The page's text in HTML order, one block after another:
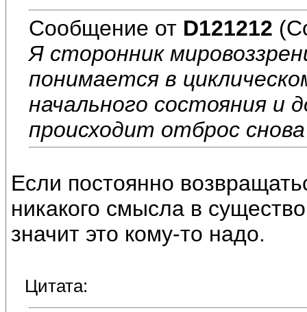
Сообщение от D121212
Я сторонник
понимается в
начального состояния и
происходит отброс
Если постоянно
никакого смысла в
значит это кому-то надо.
Цитата: